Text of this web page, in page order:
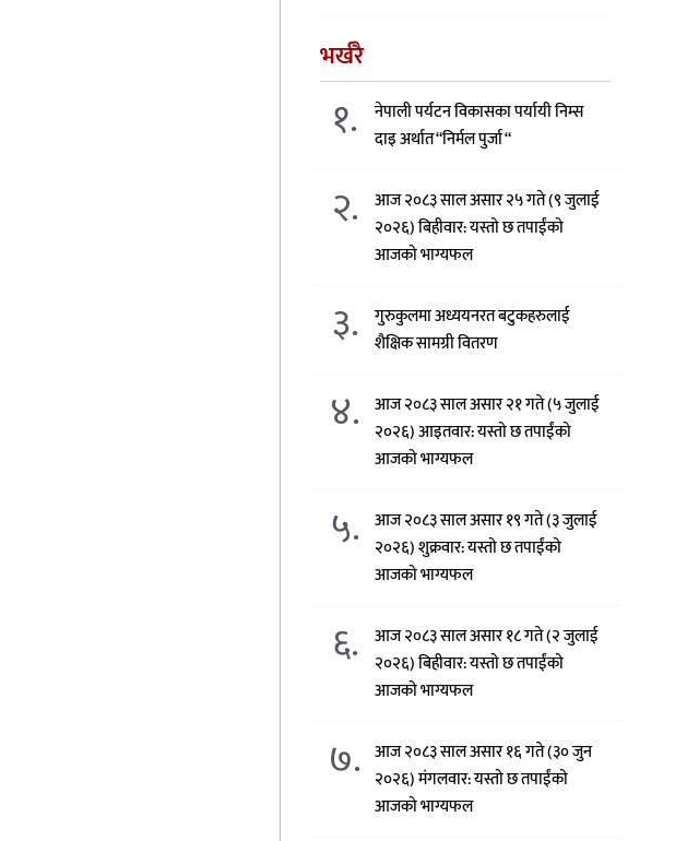
भर्खरै
१.
नेपाली पर्यटन विकासका पर्यायी निम्स
दाइ अर्थात “निर्मल पुर्जा “
२.
आज २०८३ साल असार २५ गते (९ जुलाई
२०२६) बिहीवार: यस्तो छ तपाईंको
आजको भाग्यफल
३.
गुरुकुलमा अध्ययनरत बटुकहरुलाई
शैक्षिक सामग्री वितरण
४.
आज २०८३ साल असार २१ गते (५ जुलाई
२०२६) आइतवार: यस्तो छ तपाईंको
आजको भाग्यफल
५.
आज २०८३ साल असार १९ गते (३ जुलाई
२०२६) शुक्रवार: यस्तो छ तपाईंको
आजको भाग्यफल
६.
आज २०८३ साल असार १८ गते (२ जुलाई
२०२६) बिहीवार: यस्तो छ तपाईंको
आजको भाग्यफल
७. आज २०८३ साल असार १६ गते (३० जुन
२०२६) मंगलवार: यस्तो छ तपाईंको
आजको भाग्यफल